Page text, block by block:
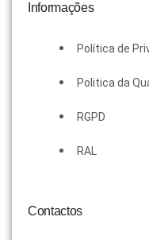
Informações
Política de
Politica da
RGPD
RAL
Contactos